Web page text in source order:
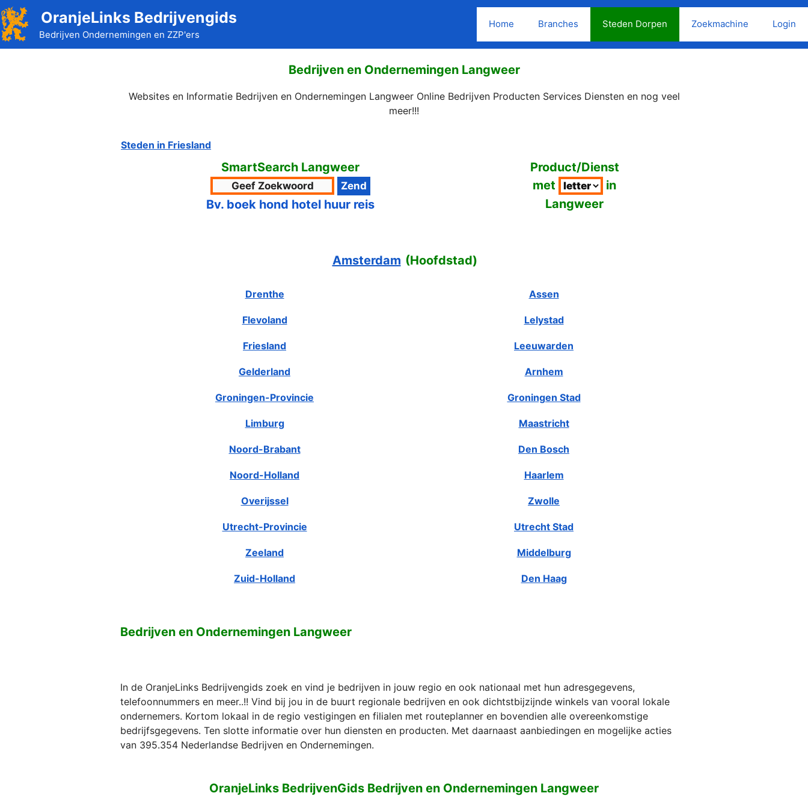
Ga
naar
de
inhoud
OranjeLinks Bedrijvengids
Bedrijven Ondernemingen en ZZP'ers
Home Branches Steden Dorpen Zoekmachine Login
Bedrijven en Ondernemingen Langweer
Websites en Informatie Bedrijven en Ondernemingen Langweer Online Bedrijven Producten Services Diensten en nog veel
meer!!!
Steden in Friesland
SmartSearch Langweer
Bv. boek hond hotel huur reis
Product/Dienst
met
in
Langweer
Amsterdam (Hoofdstad)
Drenthe Assen
Flevoland Lelystad
Friesland Leeuwarden
Gelderland Arnhem
Groningen-Provincie Groningen Stad
Limburg Maastricht
Noord-Brabant Den Bosch
Noord-Holland Haarlem
Overijssel Zwolle
Utrecht-Provincie Utrecht Stad
Zeeland Middelburg
Zuid-Holland Den Haag
Bedrijven en Ondernemingen Langweer
In de OranjeLinks Bedrijvengids zoek en vind je bedrijven in jouw regio en ook nationaal met hun adresgegevens,
telefoonnummers en meer..!! Vind bij jou in de buurt regionale bedrijven en ook dichtstbijzijnde winkels van vooral lokale
ondernemers. Kortom lokaal in de regio vestigingen en filialen met routeplanner en bovendien alle overeenkomstige
bedrijfsgegevens. Ten slotte informatie over hun diensten en producten. Met daarnaast aanbiedingen en mogelijke acties
van 395.354 Nederlandse Bedrijven en Ondernemingen.
OranjeLinks BedrijvenGids Bedrijven en Ondernemingen Langweer